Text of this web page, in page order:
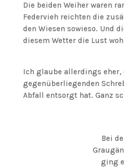
Die beiden Weiher waren
Federvieh reichten die
den Wiesen sowieso. Und
diesem Wetter die Lust
Ich glaube allerdings eher,
gegenüberliegenden
Abfall entsorgt hat. Ganz
Bei
ging